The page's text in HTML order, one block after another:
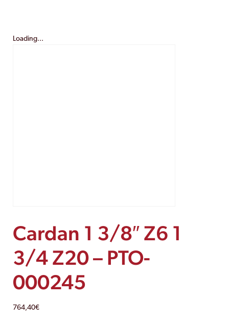
Loading...
Cardan 1 3/8″ Z6 1
3/4 Z20 – PTO-
000245
764,40€